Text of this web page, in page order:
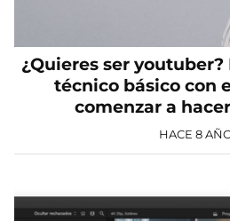
¿Quieres ser
técnico básico con
comenzar a
HACE 8